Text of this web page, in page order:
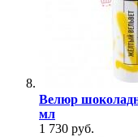
Велюр
мл
1 730 руб.